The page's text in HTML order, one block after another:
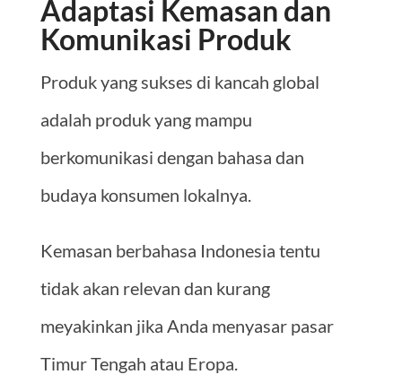
Adaptasi Kemasan dan
Komunikasi Produk
Produk yang sukses di kancah global
adalah produk yang mampu
berkomunikasi dengan bahasa dan
budaya konsumen lokalnya.
Kemasan berbahasa Indonesia tentu
tidak akan relevan dan kurang
meyakinkan jika Anda menyasar pasar
Timur Tengah atau Eropa.